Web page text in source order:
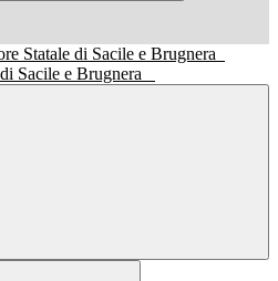
Sacile e Brugnera